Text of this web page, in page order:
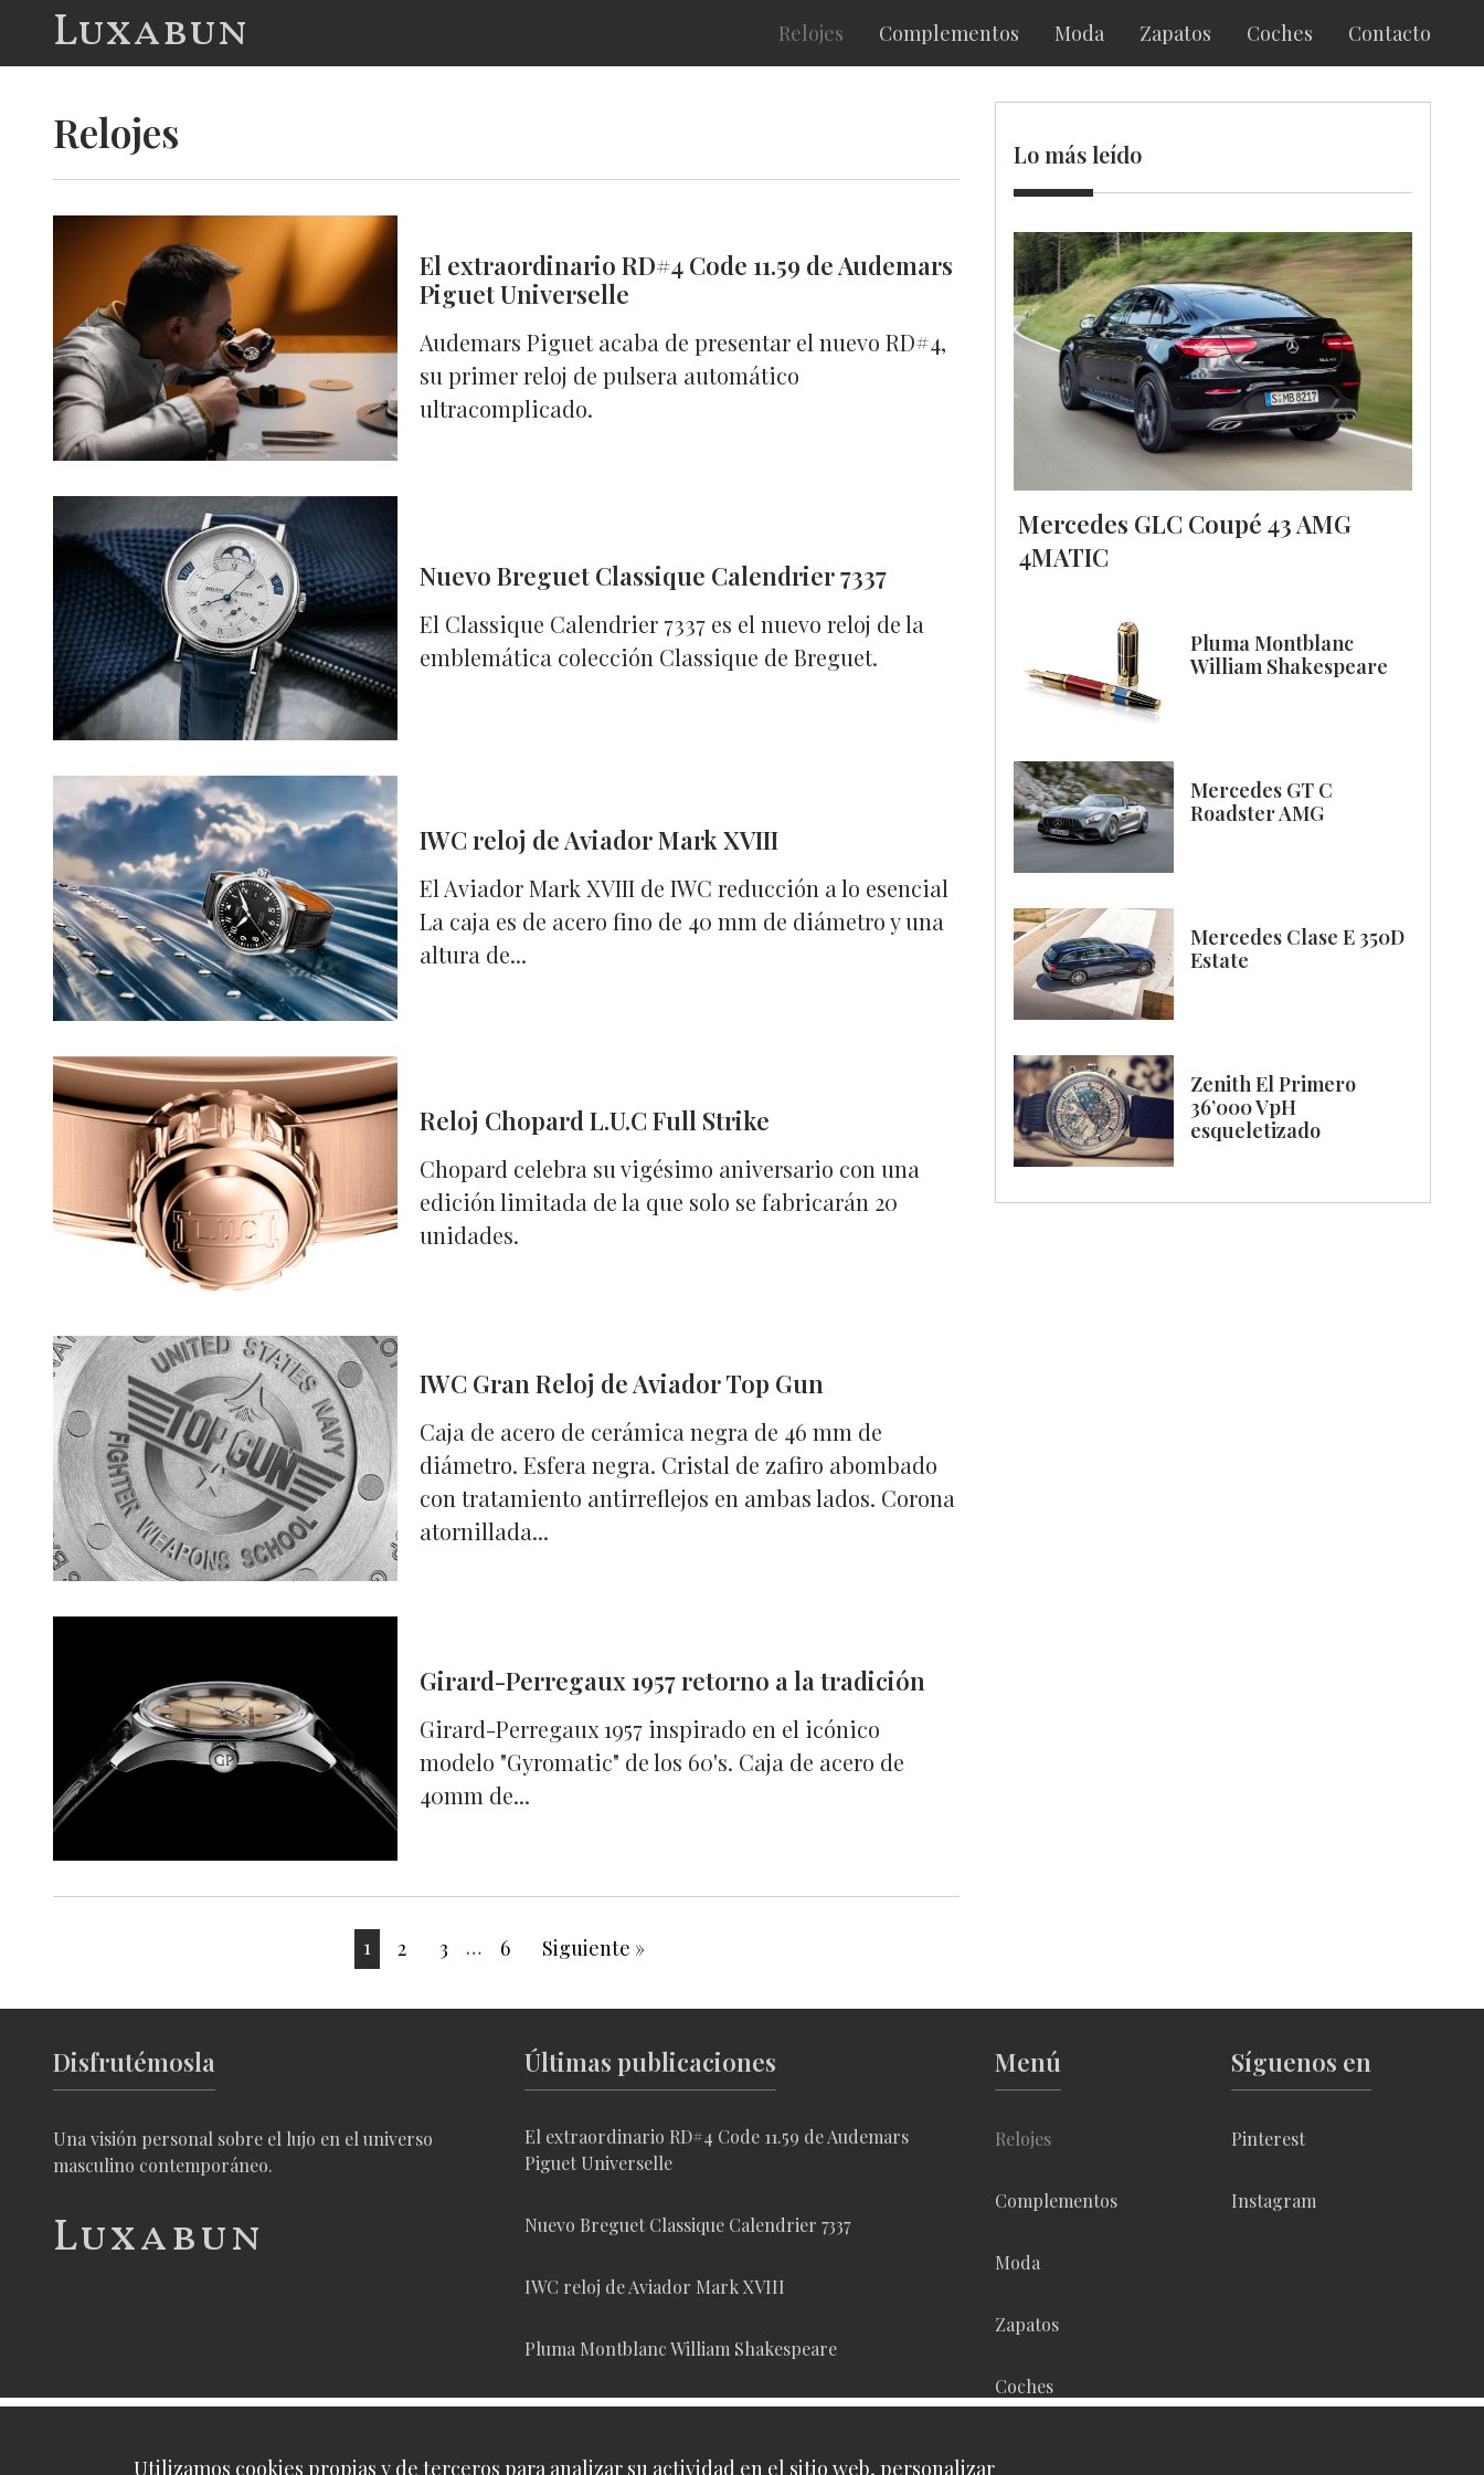
Luxabun Relojes Complementos Moda Zapatos Coches Contacto
Relojes
El extraordinario RD#4 Code 11.59 de Audemars
Piguet Universelle
Audemars Piguet acaba de presentar el nuevo RD#4,
su primer reloj de pulsera automático
ultracomplicado.
Nuevo Breguet Classique Calendrier 7337
El Classique Calendrier 7337 es el nuevo reloj de la
emblemática colección Classique de Breguet.
IWC reloj de Aviador Mark XVIII
El Aviador Mark XVIII de IWC reducción a lo esencial
La caja es de acero fino de 40 mm de diámetro y una
altura de...
Reloj Chopard L.U.C Full Strike
Chopard celebra su vigésimo aniversario con una
edición limitada de la que solo se fabricarán 20
unidades.
IWC Gran Reloj de Aviador Top Gun
Caja de acero de cerámica negra de 46 mm de
diámetro. Esfera negra. Cristal de zafiro abombado
con tratamiento antirreflejos en ambas lados. Corona
atornillada...
Girard-Perregaux 1957 retorno a la tradición
Girard-Perregaux 1957 inspirado en el icónico
modelo "Gyromatic" de los 60's. Caja de acero de
40mm de...
1 2 3 … 6 Siguiente »
Lo más leído
Mercedes GLC Coupé 43 AMG
4MATIC
Pluma Montblanc
William Shakespeare
Mercedes GT C
Roadster AMG
Mercedes Clase E 350D
Estate
Zenith El Primero
36’000 VpH
esqueletizado
Disfrutémosla
Una visión personal sobre el lujo en el universo
masculino contemporáneo.
Luxabun
Últimas publicaciones
El extraordinario RD#4 Code 11.59 de Audemars
Piguet Universelle
Nuevo Breguet Classique Calendrier 7337
IWC reloj de Aviador Mark XVIII
Pluma Montblanc William Shakespeare
Reloj Chopard L.U.C Full Strike
Menú
Relojes
Complementos
Moda
Zapatos
Coches
Síguenos en
Pinterest
Instagram
Utilizamos cookies propias y de terceros para analizar su actividad en el sitio web, personalizar